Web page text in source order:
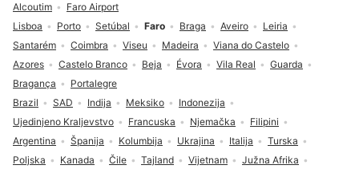
Brazil SAD Indija Meksiko
Indonezija
Ujedinjeno Kraljevstvo
Francuska Njemačka
Filipini
Argentina
Španija Kolumbija Ukrajina Italija
Turska
Poljska
Kanada Čile Tajland Vijetnam
Južna Afrika
Lisboa Porto Setúbal Faro Braga Aveiro
Leiria
Santarém
Coimbra Viseu Madeira
Viana do Castelo
Azores
Castelo Branco Beja Évora Vila Real
Guarda
Bragança
Portalegre
Alcoutim
Faro Airport